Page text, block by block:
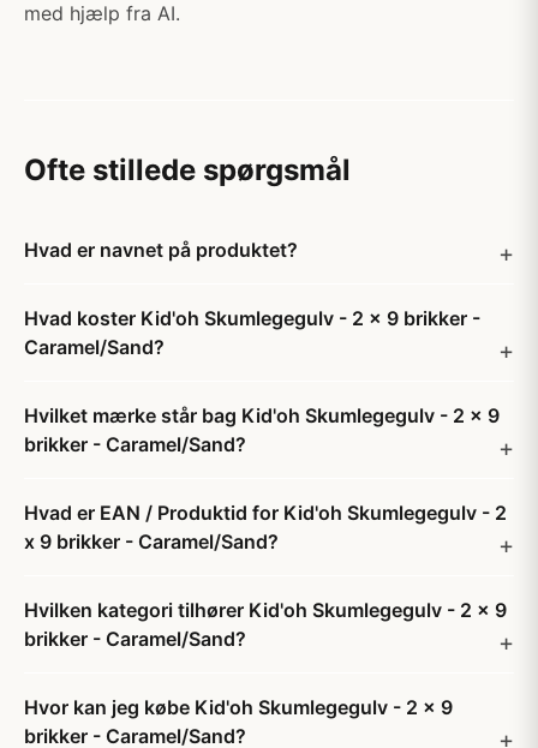
med hjælp fra AI.
Ofte stillede spørgsmål
Hvad er navnet på produktet?
Hvad koster Kid'oh Skumlegegulv - 2 x 9 brikker -
Caramel/Sand?
Hvilket mærke står bag Kid'oh Skumlegegulv - 2 x 9
brikker - Caramel/Sand?
Hvad er EAN / Produktid for Kid'oh Skumlegegulv - 2
x 9 brikker - Caramel/Sand?
Hvilken kategori tilhører Kid'oh Skumlegegulv - 2 x 9
brikker - Caramel/Sand?
Hvor kan jeg købe Kid'oh Skumlegegulv - 2 x 9
brikker - Caramel/Sand?